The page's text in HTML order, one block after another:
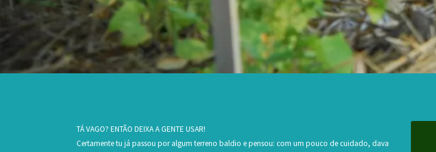
TÁ VAGO? ENTÃO DEIXA A GENTE USAR!
Certamente tu já passou por algum terreno baldio e pensou: com um pouco de cuidado, dava